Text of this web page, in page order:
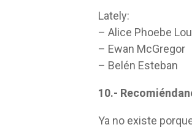
Lately:
– Alice Phoebe Lou
– Ewan McGregor
– Belén Esteban
10.-
Ya no existe